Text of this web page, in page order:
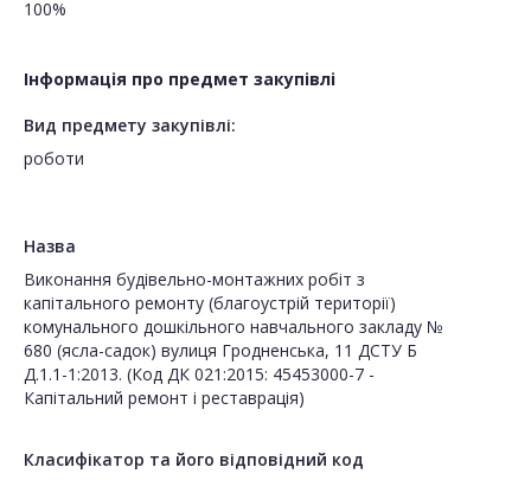
100%
Інформація про предмет закупівлі
Вид предмету закупівлі:
роботи
Назва
Виконання будівельно-монтажних робіт з
капітального ремонту (благоустрій території)
комунального дошкільного навчального закладу №
680 (ясла-садок) вулиця Гродненська, 11 ДСТУ Б
Д.1.1-1:2013. (Код ДК 021:2015: 45453000-7 -
Капітальний ремонт і реставрація)
Класифікатор та його відповідний код